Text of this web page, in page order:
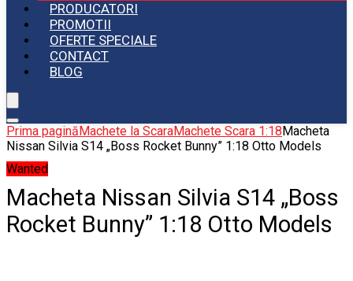
PRODUCATORI
PROMOTII
OFERTE SPECIALE
CONTACT
BLOG
Prima paginăMachete la ScaraMachete Scara 1:18Macheta
Nissan Silvia S14 „Boss Rocket Bunny” 1:18 Otto Models
Wanted
Macheta Nissan Silvia S14 „Boss
Rocket Bunny” 1:18 Otto Models